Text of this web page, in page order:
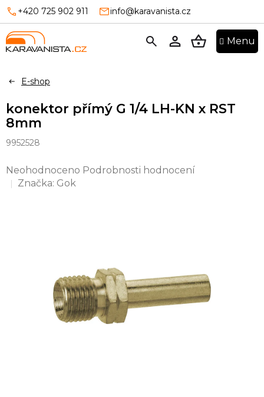
Přejít
obsah
+420 725 902 911 info@karavanista.cz
E-shop
konektor přímý G 1/4 LH-KN x RST
8mm
9952528
Průměrné
hodnocení
Neohodnoceno Podrobnosti hodnocení
Značka: Gok